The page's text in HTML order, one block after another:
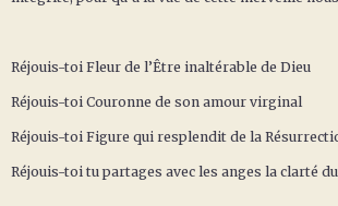
Réjouis-toi Fleur de l’Être inaltérable de Dieu
Réjouis-toi Couronne de son amour virginal
Réjouis-toi Figure qui resplendit de la
Réjouis-toi tu partages avec les anges la clarté